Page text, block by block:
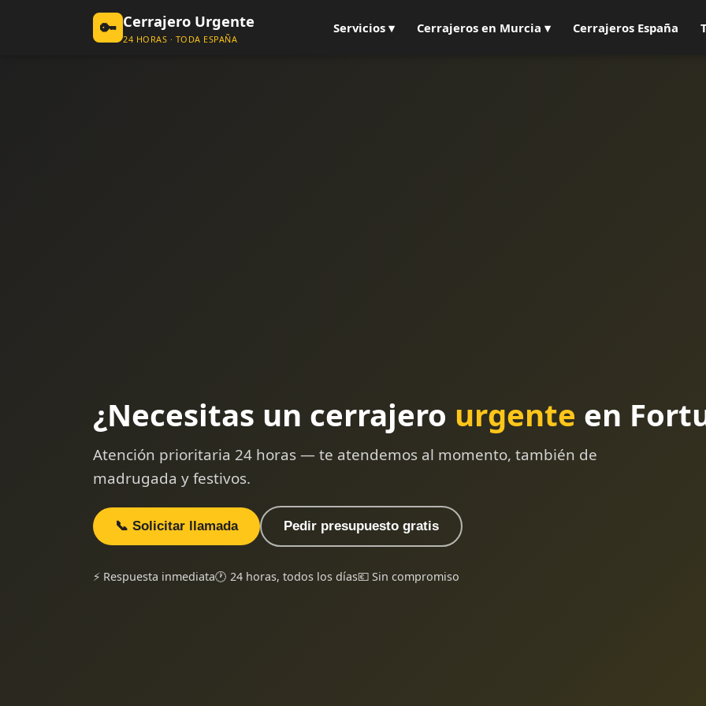
🔑 Cerrajero Urgente
24 HORAS · TODA ESPAÑA
Servicios ▾ Cerrajeros en Murcia ▾ Cerrajeros España
¿Necesitas un cerrajero urgente en
Atención prioritaria 24 horas — te atendemos al momento, también de
madrugada y festivos.
📞 Solicitar llamada Pedir presupuesto gratis
⚡ Respuesta inmediata🕐 24 horas, todos los días💶 Sin compromiso